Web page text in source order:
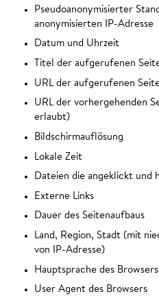
Pseudoanonymisierter
anonymisierten IP-Adresse
Datum und Uhrzeit
Titel der aufgerufenen
URL der aufgerufenen
URL der vorhergehenden
erlaubt)
Bildschirmauflösung
Lokale Zeit
Dateien die angeklickt und
Externe Links
Dauer des Seitenaufbaus
Land, Region, Stadt (mit
von IP-Adresse)
Hauptsprache des Browsers
User Agent des Browsers